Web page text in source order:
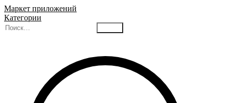
Маркет приложений
Категории